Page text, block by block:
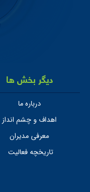
دیگر بخش ها
درباره ما
اهداف و چشم انداز
معرفی مدیران
تاریخچه فعالیت